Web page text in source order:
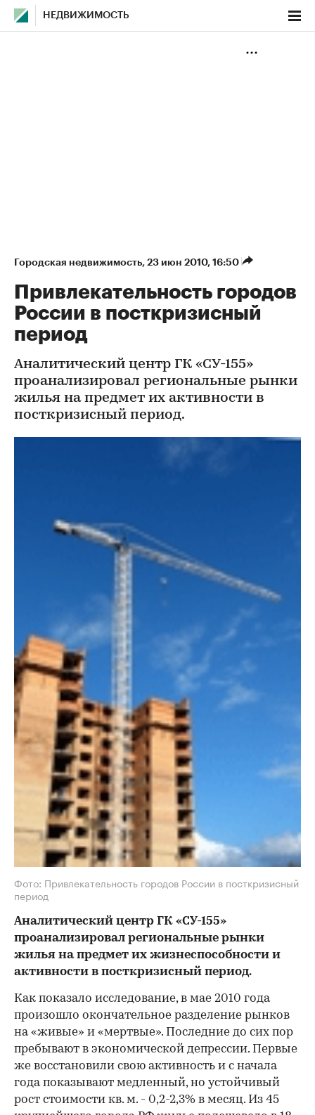
НЕДВИЖИМОСТЬ
Городская недвижимость⁠, 23 июн 2010, 16:50
Привлекательность городов
России в посткризисный
период
Аналитический центр ГК «СУ-155»
проанализировал региональные рынки
жилья на предмет их активности в
посткризисный период.
Фото: Привлекательность городов России в посткризисный
период
Аналитический центр ГК «СУ-155»
проанализировал региональные рынки
жилья на предмет их жизнеспособности и
активности в посткризисный период.
Как показало исследование, в мае 2010 года
произошло окончательное разделение рынков
на «живые» и «мертвые». Последние до сих пор
пребывают в экономической депрессии. Первые
же восстановили свою активность и с начала
года показывают медленный, но устойчивый
рост стоимости кв. м. - 0,2-2,3% в месяц. Из 45